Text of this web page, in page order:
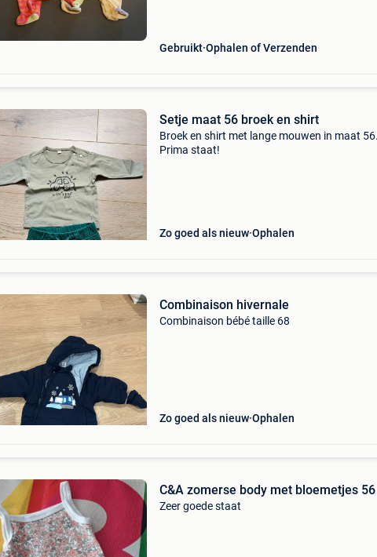
Gebruikt Ophalen of Verzenden
Setje maat 56 broek en shirt
Broek en shirt met lange mouwen in maat 56.
Prima staat!
Zo goed als nieuw Ophalen
Combinaison hivernale
Combinaison bébé taille 68
Zo goed als nieuw Ophalen
C&A zomerse body met bloemetjes 56
Zeer goede staat